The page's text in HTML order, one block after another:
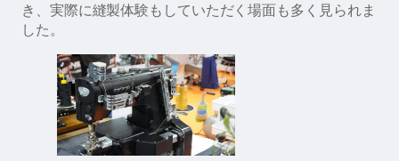
き、実際に縫製体験もしていただく場面も多く見られま
した。